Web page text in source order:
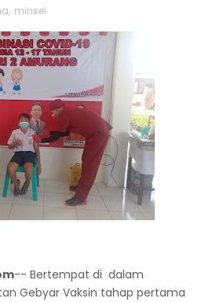
, minsel
-- Bertempat di dalam
Gebyar Vaksin tahap pertama